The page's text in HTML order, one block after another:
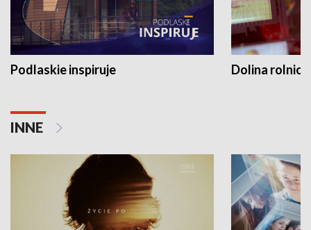
Podlaskie inspiruje Dolina
INNE